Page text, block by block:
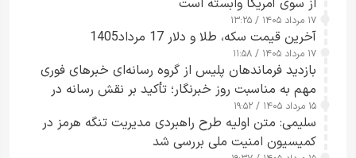
از سوی آمریکا وابسته است
۱۷ مرداد ۱۴۰۵ / ۱۳:۲۵
آخرین قیمت سکه، طلا و دلار 17 مرداد1405
۱۷ مرداد ۱۴۰۵ / ۱۱:۵۸
بازدید فرماندهان پلیس از گروه رسانه‌ای خبرهای فوری
مهم به مناسبت روز خبرنگار؛ تأکید بر نقش رسانه در
تقویت امنیت و اعتماد عمومی
۱۵ مرداد ۱۴۰۵ / ۱۹:۵۲
سلیمی: متن اولیه طرح راهبردی مدیریت تنگه هرمز در
کمیسیون امنیت ملی بررسی شد